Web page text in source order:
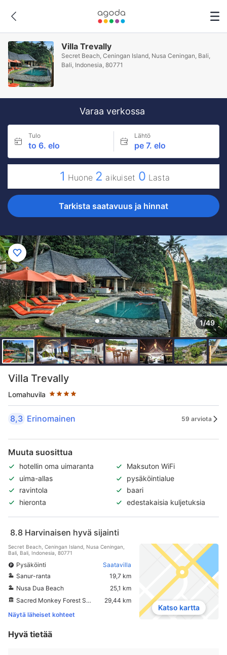
Villa Trevally
Secret Beach, Ceningan Island, Nusa Ceningan, Bali,
Bali, Indonesia, 80771
Varaa verkossa
Tulo
to 6. elo
Lähtö
pe 7. elo
1 Huone 2 aikuiset 0 Lasta
Tarkista saatavuus ja hinnat
1/49
Villa Trevally
Lomahuvila
Tähtiluokitus 4 tähteä
8,3 Erinomainen 59 arviota
Muuta suosittua
hotellin oma uimaranta
Maksuton WiFi
uima-allas
pysäköintialue
ravintola
baari
hieronta
edestakaisia kuljetuksia
8.8 Harvinaisen hyvä sijainti
Secret Beach, Ceningan Island, Nusa Ceningan,
Bali, Bali, Indonesia, 80771
Pysäköinti
Saatavilla
Sanur-ranta
19,7 km
Nusa Dua Beach
25,1 km
Sacred Monkey Forest Sanctuary
29,44 km
Näytä läheiset kohteet
Katso kartta
Hyvä tietää